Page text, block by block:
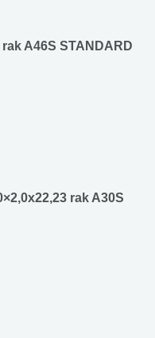
A46S STANDARD
rak A30S